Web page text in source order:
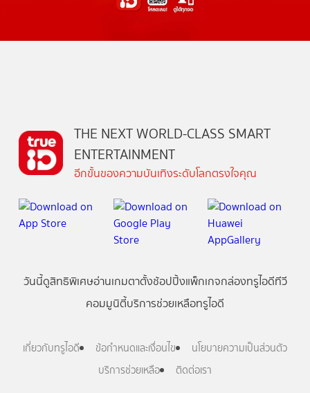
THE NEXT WORLD-CLASS SMART
ENTERTAINMENT
อีกขั้นของความบันเทิงระดับโลกตรงใจคุณ
วันนี้ดูสิทธิพิเศษอ่านเกมตาตั้งช้อปปิ้งแพ็กเกจกล่องทรูไอดีทีวี
คอมมูนิตี้บริการช่วยเหลือทรูไอดี
เกี่ยวกับทรูไอดี ข้อกำหนดและเงื่อนไข
นโยบายความเป็นส่วนตัว
บริการช่วยเหลือ
ติดต่อเรา